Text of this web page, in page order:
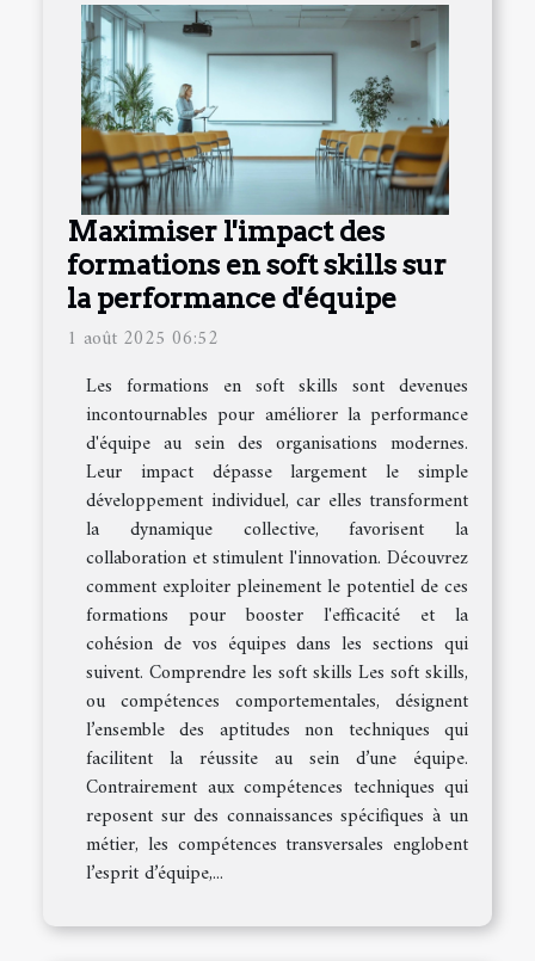
Maximiser l'impact des
formations en soft skills sur
la performance d'équipe
1 août 2025 06:52
Les formations en soft skills sont devenues
incontournables pour améliorer la performance
d'équipe au sein des organisations modernes.
Leur impact dépasse largement le simple
développement individuel, car elles transforment
la dynamique collective, favorisent la
collaboration et stimulent l'innovation. Découvrez
comment exploiter pleinement le potentiel de ces
formations pour booster l'efficacité et la
cohésion de vos équipes dans les sections qui
suivent. Comprendre les soft skills Les soft skills,
ou compétences comportementales, désignent
l’ensemble des aptitudes non techniques qui
facilitent la réussite au sein d’une équipe.
Contrairement aux compétences techniques qui
reposent sur des connaissances spécifiques à un
métier, les compétences transversales englobent
l’esprit d’équipe,...